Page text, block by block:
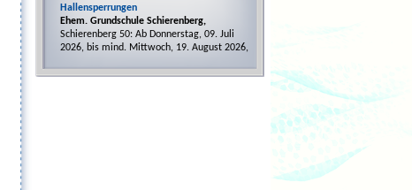
Hallensperrungen
Ehem. Grundschule Schierenberg,
Schierenberg 50: Ab Donnerstag, 09. Juli
2026, bis mind. Mittwoch, 19. August 2026,